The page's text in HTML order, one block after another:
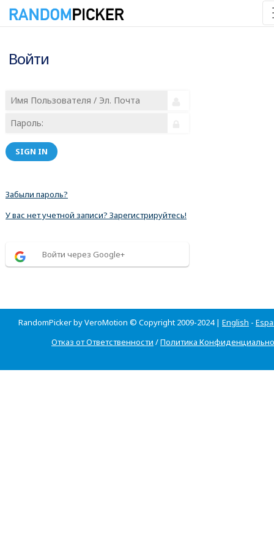
Войти
SIGN IN
Забыли пароль?
У вас нет учетной записи? Зарегистрируйтесь!
Войти через Google+
RandomPicker by VeroMotion © Copyright 2009-2024 | English -
Отказ от Ответственности /Политика